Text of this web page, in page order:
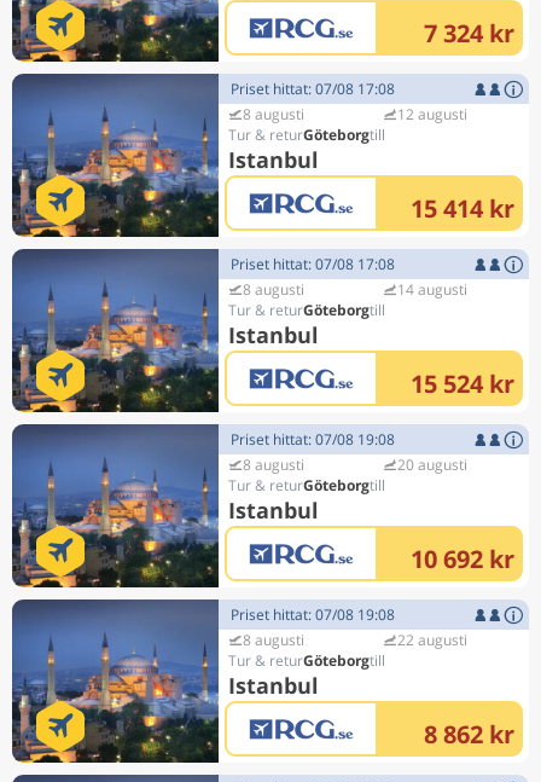
7 324 kr
Priset hittat: 07/08 17:08
8 augusti
Göteborg
Istanbul
12 augusti
15 414 kr
Priset hittat: 07/08 17:08
8 augusti
Göteborg
Istanbul
14 augusti
15 524 kr
Priset hittat: 07/08 19:08
8 augusti
Göteborg
Istanbul
20 augusti
10 692 kr
Priset hittat: 07/08 19:08
8 augusti
Göteborg
Istanbul
22 augusti
8 862 kr